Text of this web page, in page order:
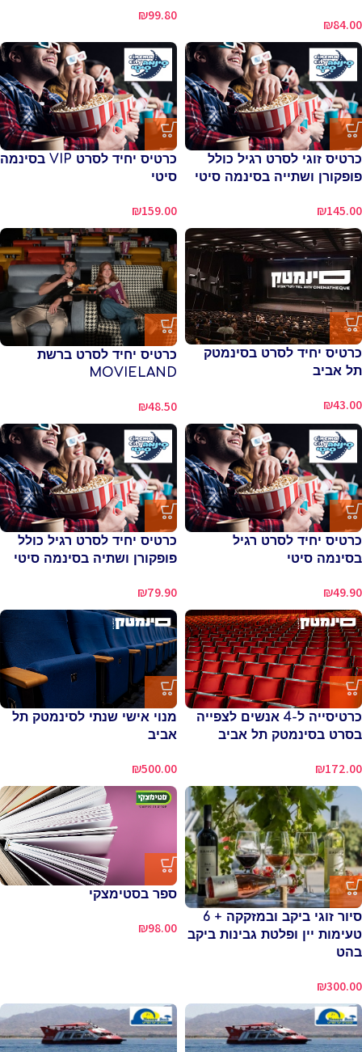
₪84.00
₪99.80
כרטיס זוגי לסרט רגיל כולל
פופקורן ושתייה בסינמה סיטי
₪145.00
כרטיס יחיד לסרט VIP בסינמה
סיטי
₪159.00
כרטיס יחיד לסרט בסינמטק
תל אביב
₪43.00
כרטיס יחיד לסרט ברשת
MOVIELAND
₪48.50
כרטיס יחיד לסרט רגיל
בסינמה סיטי
₪49.90
כרטיס יחיד לסרט רגיל כולל
פופקורן ושתיה בסינמה סיטי
₪79.90
כרטיסייה ל-4 אנשים לצפייה
בסרט בסינמטק תל אביב
₪172.00
מנוי אישי שנתי לסינמטק תל
אביב
₪500.00
סיור זוגי ביקב ובמזקקה + 6
טעימות יין ופלטת גבינות ביקב
בהט
₪300.00
ספר בסטימצקי
₪98.00